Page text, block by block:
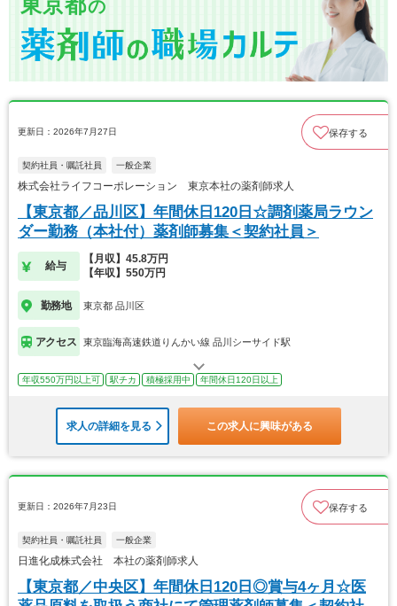
東京都の
更新日：2026年7月27日 保存する
契約社員・嘱託社員 一般企業
株式会社ライフコーポレーション 東京本社の薬剤師求人
【東京都／品川区】年間休日120日☆調剤薬局ラウン
ダー勤務（本社付）薬剤師募集＜契約社員＞
給与
【月収】45.8万円
【年収】550万円
勤務地 東京都 品川区
アクセス 東京臨海高速鉄道りんかい線 品川シーサイド駅
年収550万円以上可 駅チカ 積極採用中 年間休日120日以上
求人の詳細を見る この求人に興味がある
更新日：2026年7月23日 保存する
契約社員・嘱託社員 一般企業
日進化成株式会社 本社の薬剤師求人
【東京都／中央区】年間休日120日◎賞与4ヶ月☆医